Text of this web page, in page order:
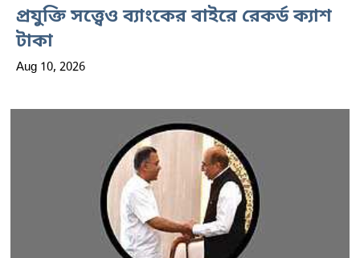
প্রযুক্তি সত্ত্বেও ব্যাংকের বাইরে রেকর্ড ক্যাশ
টাকা
Aug 10, 2026